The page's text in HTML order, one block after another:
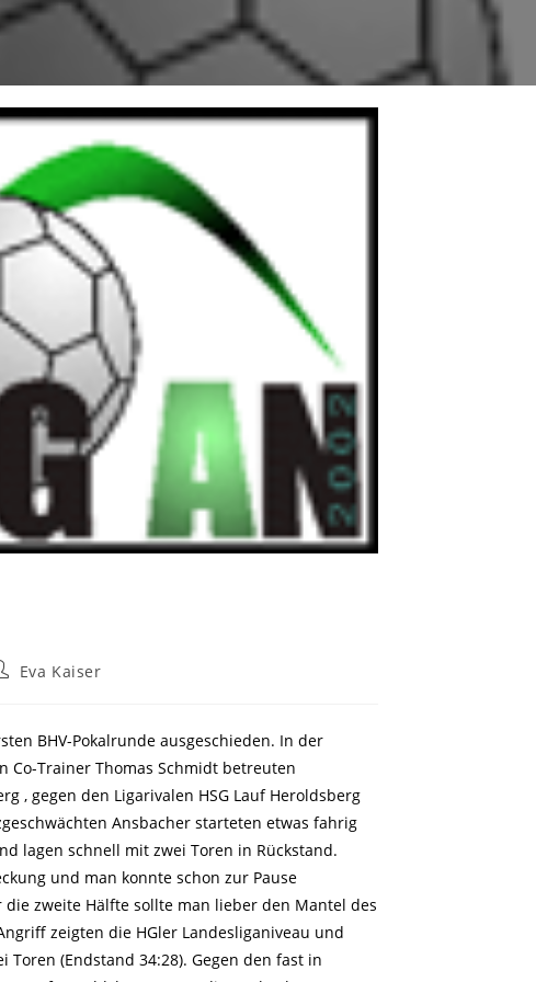
Eva Kaiser
BHV-Pokalrunde ausgeschieden. In der
Co-Trainer Thomas Schmidt betreuten
, gegen den Ligarivalen HSG Lauf Heroldsberg
Ansbacher starteten etwas fahrig
lagen schnell mit zwei Toren in Rückstand.
und man konnte schon zur Pause
zweite Hälfte sollte man lieber den Mantel des
zeigten die HGler Landesliganiveau und
(Endstand 34:28). Gegen den fast in